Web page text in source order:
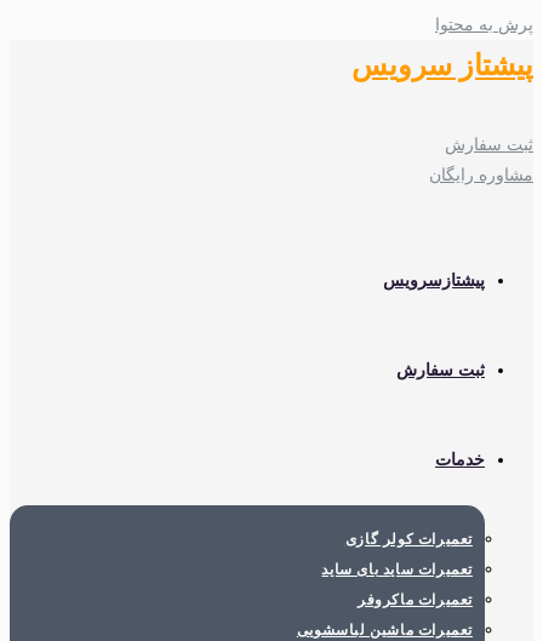
پرش به محتوا
پیشتاز سرویس
ثبت سفارش
مشاوره رایگان
پیشتازسرویس
ثبت سفارش
خدمات
تعمیرات کولر گازی
تعمیرات ساید بای ساید
تعمیرات ماکروفر
تعمیرات ماشین لباسشویی